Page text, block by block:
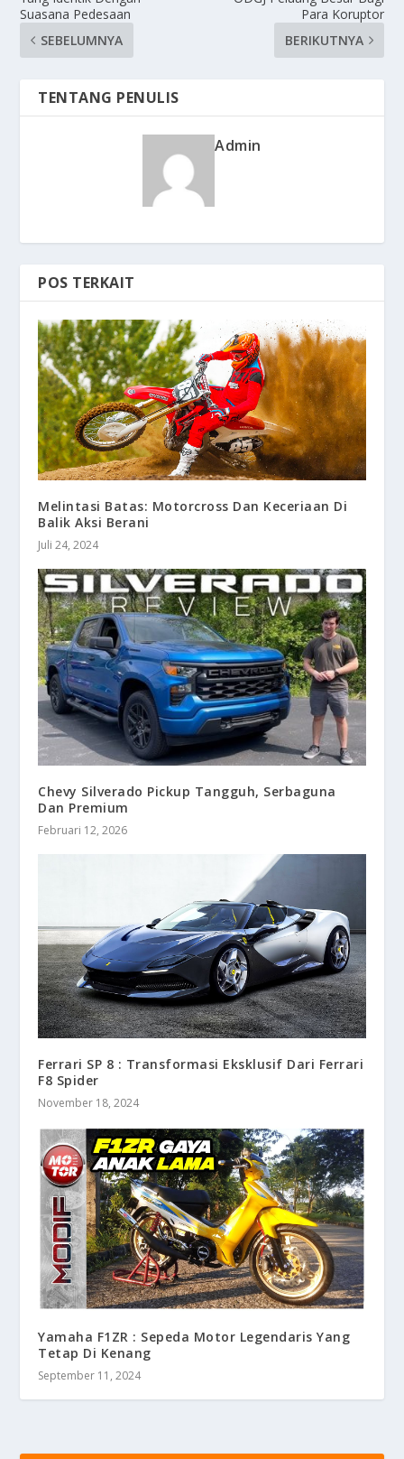
Suasana Pedesaan
SEBELUMNYA
Para Koruptor
BERIKUTNYA
TENTANG PENULIS
Admin
POS TERKAIT
Melintasi Batas: Motorcross Dan Keceriaan Di
Balik Aksi Berani
Juli 24, 2024
Chevy Silverado Pickup Tangguh, Serbaguna
Dan Premium
Februari 12, 2026
Ferrari SP 8 : Transformasi Eksklusif Dari Ferrari
F8 Spider
November 18, 2024
Yamaha F1ZR : Sepeda Motor Legendaris Yang
Tetap Di Kenang
September 11, 2024